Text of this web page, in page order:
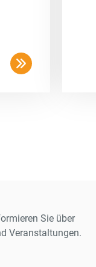
Sie über
Veranstaltungen.